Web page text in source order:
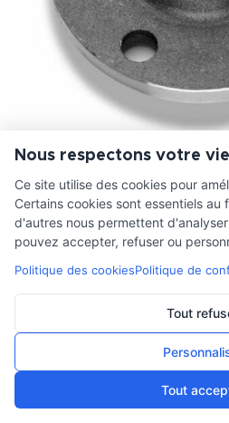
BRIDE A COLLERETTE PN16 DN
90,71
Nous respectons votre
Ce site utilise des cookies pour
Certains cookies sont essentiels au
d'autres nous permettent
pouvez accepter, refuser ou
Politique des cookiesPolitique de
Tout
Tout